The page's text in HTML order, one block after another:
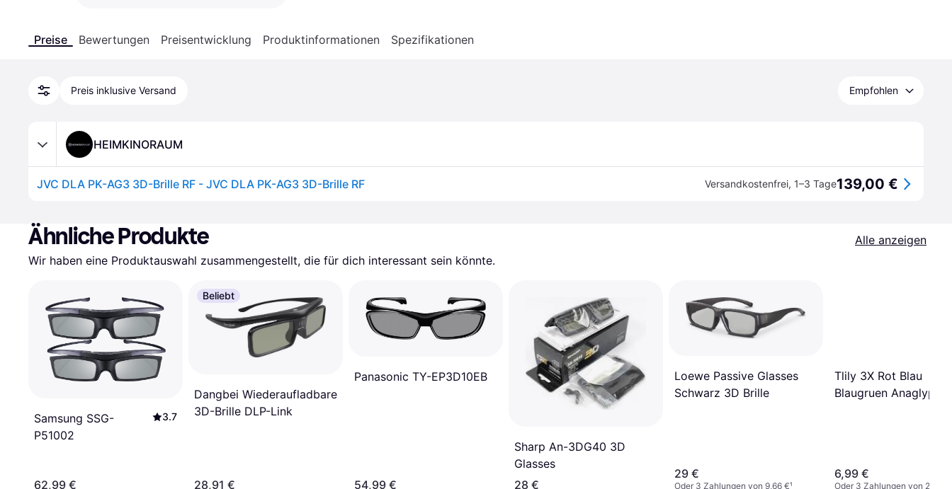
Preise Bewertungen Preisentwicklung Produktinformationen Spezifikationen
Preis inklusive Versand Empfohlen
HEIMKINORAUM
JVC DLA PK-AG3 3D-Brille RF - JVC DLA PK-AG3 3D-Brille RF Versandkostenfrei, 1–3 Tage139,00 €
Ähnliche Produkte
Alle anzeigen
Wir haben eine Produktauswahl zusammengestellt, die für dich interessant sein könnte.
Samsung SSG-
P51002
3.7
62,99 €
Beliebt
Dangbei Wiederaufladbare
3D-Brille DLP-Link
28,91 €
Panasonic TY-EP3D10EB
54,99 €
Sharp An-3DG40 3D
Glasses
28 €
Loewe Passive Glasses
Schwarz 3D Brille
29 €
Oder 3 Zahlungen von 9,66 €¹
Tlily 3X Rot Blau
Blaugruen Anaglyph
6,99 €
Oder 3 Zahlungen von 2,33 €